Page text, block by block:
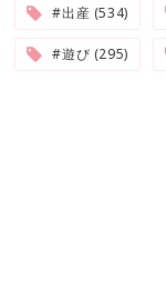
#出産 (534)
#遊び (295)